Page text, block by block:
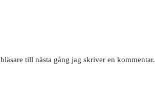
till nästa gång jag skriver en kommentar.